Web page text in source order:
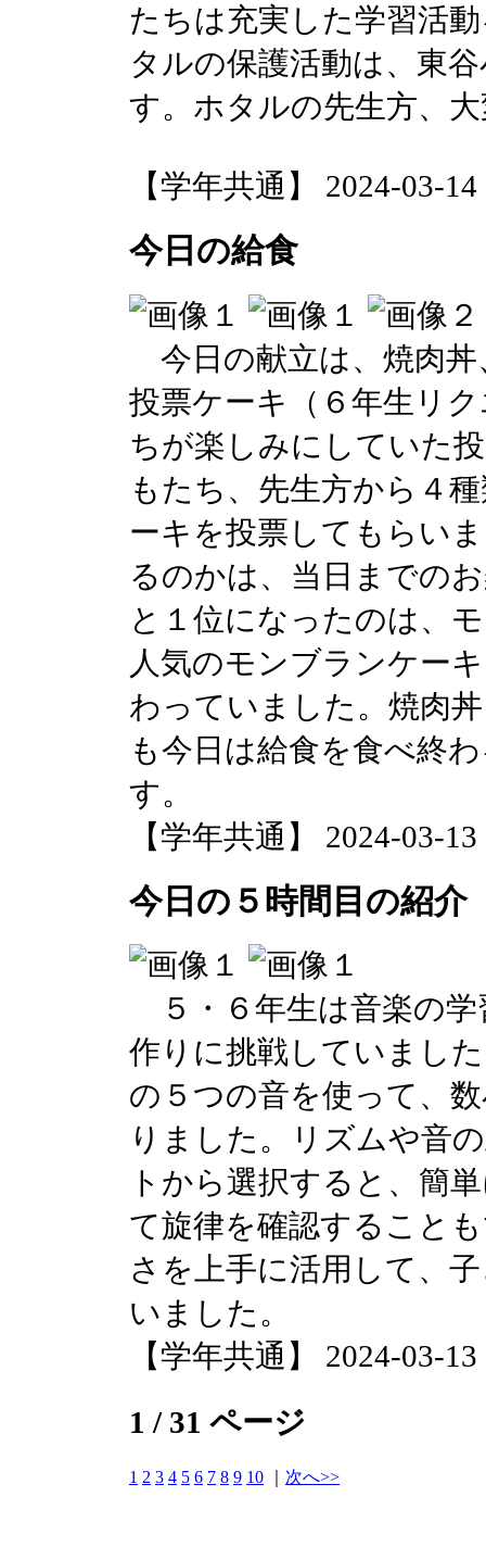
たちは充実した学習活
タルの保護活動は、東
す。ホタルの先生方、
【学年共通】 2024-03-
今日の給食
今日の献立は、焼肉丼
投票ケーキ（６年生リ
ちが楽しみにしていた
もたち、先生方から４
ーキを投票してもらい
るのかは、当日までの
と１位になったのは、
人気のモンブランケー
わっていました。焼肉
も今日は給食を食べ終
す。
【学年共通】 2024-03-
今日の５時間目の紹介
５・６年生は音楽の学
作りに挑戦していまし
の５つの音を使って、
りました。リズムや音
トから選択すると、簡
て旋律を確認すること
さを上手に活用して、
いました。
【学年共通】 2024-03-
1 / 31 ページ
1 2 3 4 5 6 7 8 9 10 次へ>>